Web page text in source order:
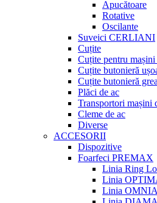
Apucătoare
Rotative
Oscilante
Suveici CERLIANI
Cuțite
Cuțite pentru mașini
Cuțite butonieră
Cuțite butonieră grea
Plăci de ac
Transportori mașini
Cleme de ac
Diverse
ACCESORII
Dispozitive
Foarfeci PREMAX
Linia Ring
Linia
Linia OMNIA